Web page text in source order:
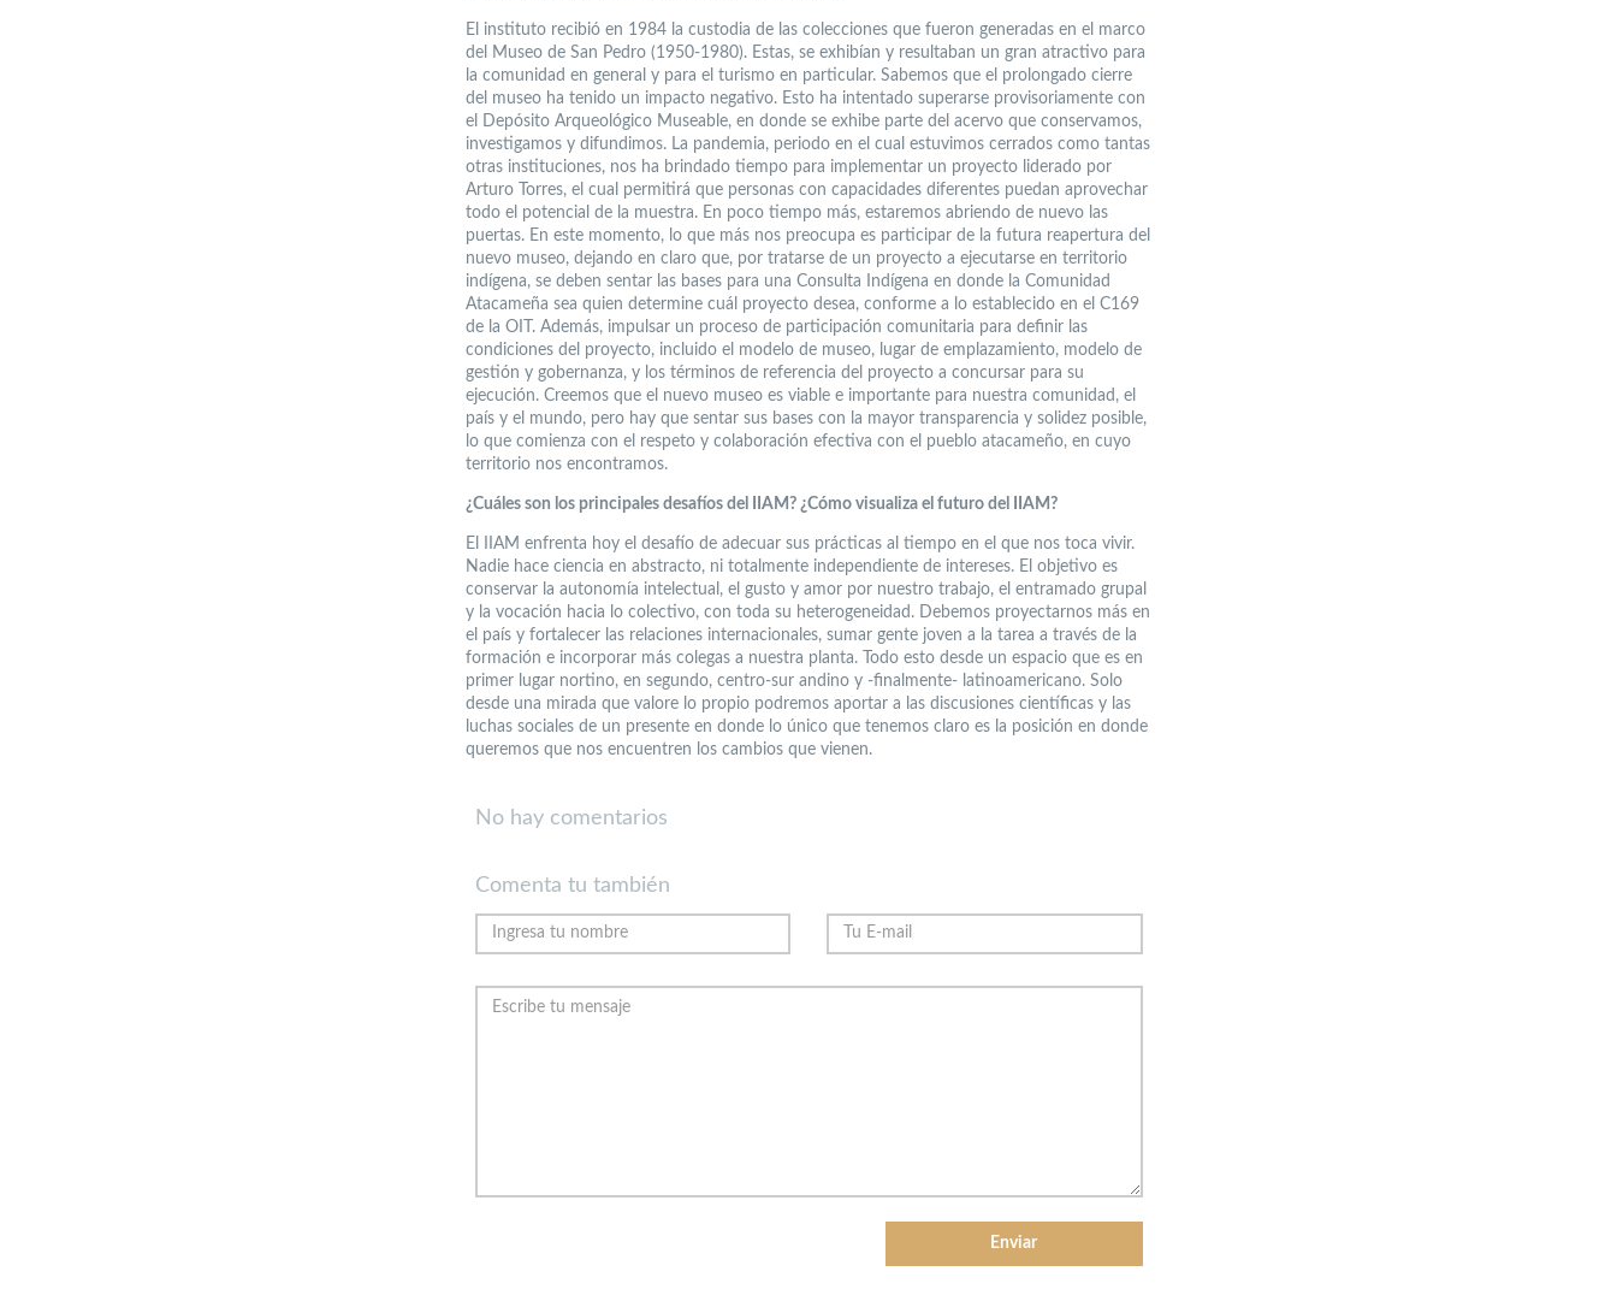
El instituto recibió en 1984 la custodia de las colecciones que fueron generadas en el marco
del Museo de San Pedro (1950-1980). Estas, se exhibían y resultaban un gran atractivo para
la comunidad en general y para el turismo en particular. Sabemos que el prolongado cierre
del museo ha tenido un impacto negativo. Esto ha intentado superarse provisoriamente con
el Depósito Arqueológico Museable, en donde se exhibe parte del acervo que conservamos,
investigamos y difundimos. La pandemia, periodo en el cual estuvimos cerrados como tantas
otras instituciones, nos ha brindado tiempo para implementar un proyecto liderado por
Arturo Torres, el cual permitirá que personas con capacidades diferentes puedan aprovechar
todo el potencial de la muestra. En poco tiempo más, estaremos abriendo de nuevo las
puertas. En este momento, lo que más nos preocupa es participar de la futura reapertura del
nuevo museo, dejando en claro que, por tratarse de un proyecto a ejecutarse en territorio
indígena, se deben sentar las bases para una Consulta Indígena en donde la Comunidad
Atacameña sea quien determine cuál proyecto desea, conforme a lo establecido en el C169
de la OIT. Además, impulsar un proceso de participación comunitaria para definir las
condiciones del proyecto, incluido el modelo de museo, lugar de emplazamiento, modelo de
gestión y gobernanza, y los términos de referencia del proyecto a concursar para su
ejecución. Creemos que el nuevo museo es viable e importante para nuestra comunidad, el
país y el mundo, pero hay que sentar sus bases con la mayor transparencia y solidez posible,
lo que comienza con el respeto y colaboración efectiva con el pueblo atacameño, en cuyo
territorio nos encontramos.
¿Cuáles son los principales desafíos del IIAM? ¿Cómo visualiza el futuro del IIAM?
El IIAM enfrenta hoy el desafío de adecuar sus prácticas al tiempo en el que nos toca vivir.
Nadie hace ciencia en abstracto, ni totalmente independiente de intereses. El objetivo es
conservar la autonomía intelectual, el gusto y amor por nuestro trabajo, el entramado grupal
y la vocación hacia lo colectivo, con toda su heterogeneidad. Debemos proyectarnos más en
el país y fortalecer las relaciones internacionales, sumar gente joven a la tarea a través de la
formación e incorporar más colegas a nuestra planta. Todo esto desde un espacio que es en
primer lugar nortino, en segundo, centro-sur andino y -finalmente- latinoamericano. Solo
desde una mirada que valore lo propio podremos aportar a las discusiones científicas y las
luchas sociales de un presente en donde lo único que tenemos claro es la posición en donde
queremos que nos encuentren los cambios que vienen.
No hay comentarios
Comenta tu también